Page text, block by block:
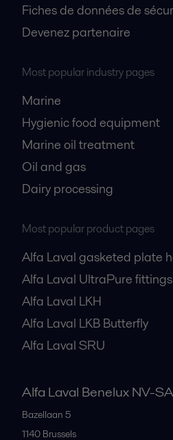
Fiches de données de
Devenez partenaire
Most popular industry pages
Marine
Hygienic food equipment
Marine oil treatment
Oil and gas
Dairy processing
Most popular product pages
Alfa Laval gasketed plate
Alfa Laval UltraPure fittings
Alfa Laval LKH
Alfa Laval LKB Butterfly
Alfa Laval SRU
Alfa Laval Benelux NV-SA
Bazellaan 5
1140 Brussels